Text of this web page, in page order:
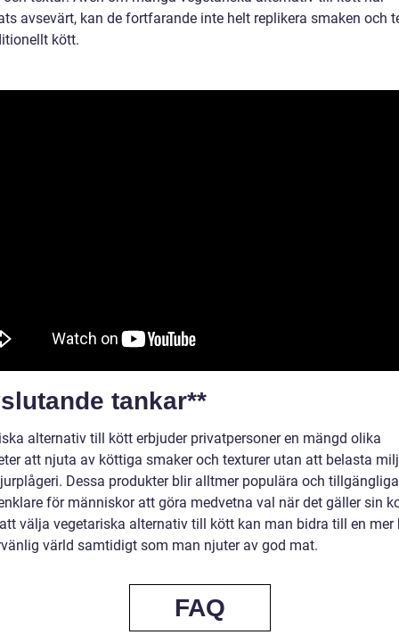
avsevärt, kan de fortfarande inte helt replikera smaken och
kött.
tankar**
alternativ till kött erbjuder privatpersoner en mängd olika
att njuta av köttiga smaker och texturer utan att belasta
Dessa produkter blir alltmer populära och
för människor att göra medvetna val när det gäller sin
välja vegetariska alternativ till kött kan man bidra till en mer
värld samtidigt som man njuter av god mat.
FAQ